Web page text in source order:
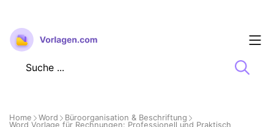
Zum
Inhalt
springen
Home Word
Büroorganisation & Beschriftung
Word Vorlage für Rechnungen: Professionell und Praktisch